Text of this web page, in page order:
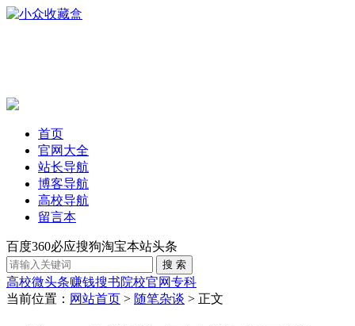
首页
官网大全
站长导航
博客导航
高校导航
留言本
百度360必应搜狗淘宝本站头条
高校微头条赚钱搜书院校官网专科
当前位置： 网站首页 > 随笔杂谈 > 正文